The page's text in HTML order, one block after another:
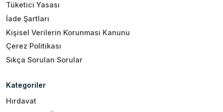
Tüketici Yasası
İade Şartları
Kişisel Verilerin Korunması Kanunu
Çerez Politikası
Sıkça Sorulan Sorular
Kategoriler
Hırdavat